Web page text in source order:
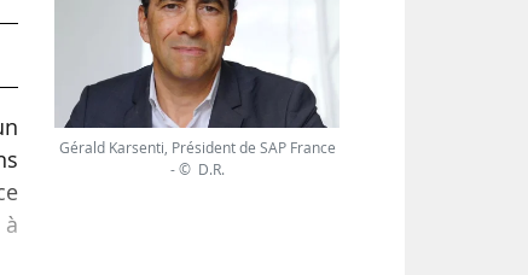
Gérald Karsenti, Président de SAP France
- © D.R.